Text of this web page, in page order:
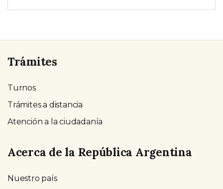
Trámites
Turnos
Trámites a distancia
Atención a la ciudadanía
Acerca de la República Argentina
Nuestro país